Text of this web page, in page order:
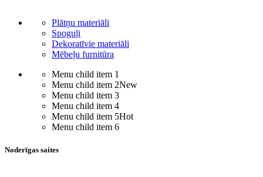
Plātņu materiāli
Spoguļi
Dekoratīvie materiāli
Mēbeļu furnitūra
Menu child item 1
Menu child item 2New
Menu child item 3
Menu child item 4
Menu child item 5Hot
Menu child item 6
Noderīgas saites